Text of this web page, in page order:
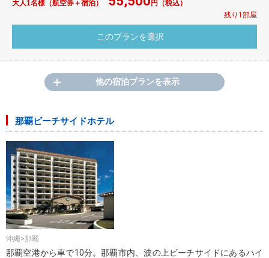
大人1名様（航空券＋宿泊）
円（税込）
残り1部屋
他の宿泊プランを表示
那覇ビーチサイドホテル
沖縄>那覇
那覇空港から車で10分。那覇市内、波の上ビーチサイドにあるハイ